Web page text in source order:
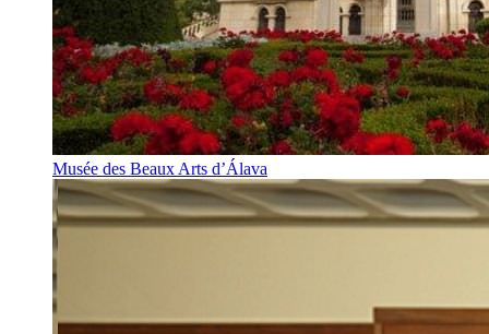
Musée des Beaux Arts d’Álava